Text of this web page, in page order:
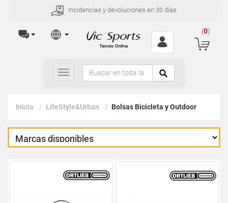
Incidencias y devoluciones en 30 días
(0)
Toggle
navigation
Inicio LifeStyle&Urban Bolsas Bicicleta y Outdoor